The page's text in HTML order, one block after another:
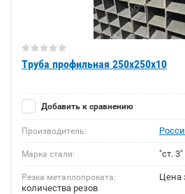
Труба профильная 250х250х10
Добавить к сравнению
Производитель:
Марка стали: "ст. 3"
Резка металлопроката:
Цена
количества резов